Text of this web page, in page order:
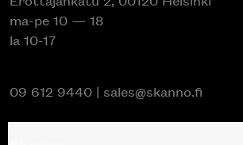
ma-pe 10 — 18
la 10-17
09 612 9440 | sales@skanno.fi